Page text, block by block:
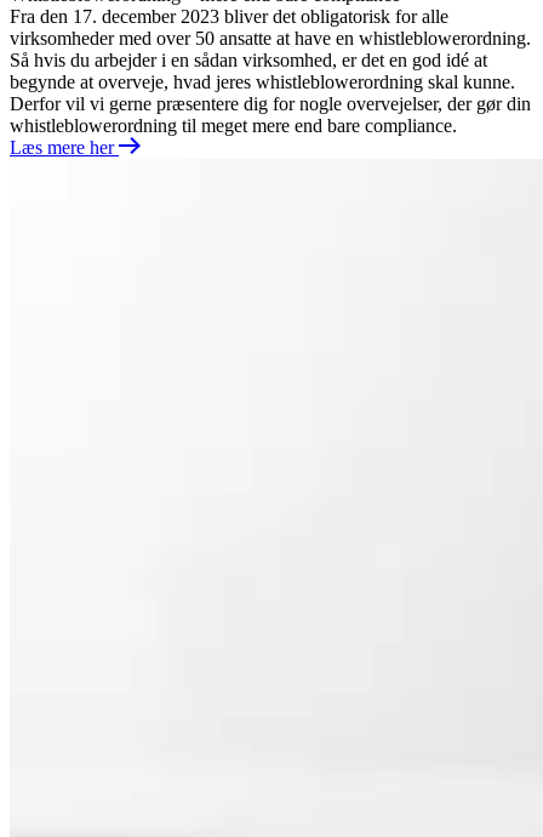
Fra den 17. december 2023 bliver det obligatorisk for alle
virksomheder med over 50 ansatte at have en whistleblowerordning.
Så hvis du arbejder i en sådan virksomhed, er det en god idé at
begynde at overveje, hvad jeres whistleblowerordning skal kunne.
Derfor vil vi gerne præsentere dig for nogle overvejelser, der gør din
whistleblowerordning til meget mere end bare compliance.
Læs mere her